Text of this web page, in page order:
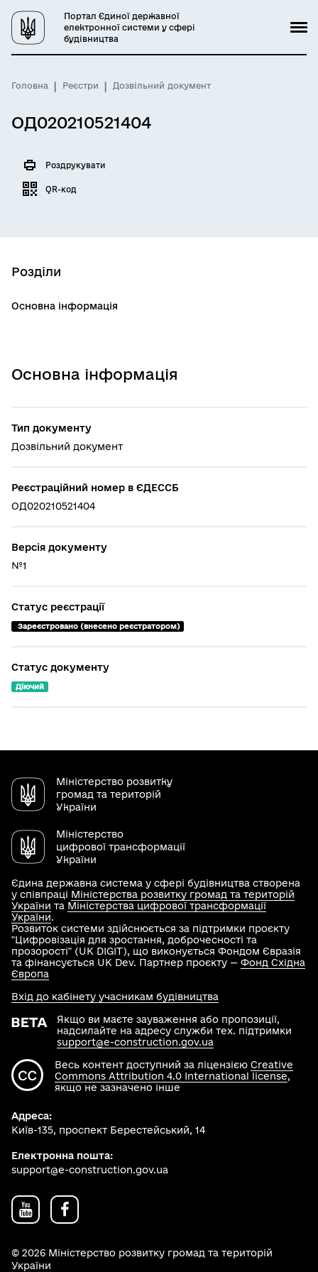
Портал Єдиної державної
електронної системи у сфері
будівництва
Головна Реєстри Дозвільний документ
ОД020210521404
Роздрукувати
QR-код
Основна інформація
Тип документу
Дозвільний документ
Реєстраційний номер в ЄДЕССБ
ОД020210521404
Версія документу
№1
Статус реєстрації
Зареєстровано (внесено реєстратором)
Статус документу
Діючий
Розділи
Основна інформація
Міністерство розвитку
громад та територій
України
Міністерство
цифрової трансформації
України
Єдина державна система у сфері будівництва створена
у співпраці Міністерства розвитку громад та територій
України та Міністерства цифрової трансформації
України.
Розвиток системи здійснюється за підтримки проєкту
"Цифровізація для зростання, доброчесності та
прозорості" (UK DIGIT), що виконується Фондом Євразія
та фінансується UK Dev. Партнер проєкту — Фонд Східна
Європа
Якщо ви маєте зауваження або пропозиції,
надсилайте на адресу служби тех. підтримки
support@e-construction.gov.ua
Весь контент доступний за ліцензією Creative
Commons Attribution 4.0 International license,
якщо не зазначено інше
Вхід до кабінету учасникам будівництва
Адреса:
Київ-135, проспект Берестейський, 14
Електронна пошта:
support@e-construction.gov.ua
© 2026 Міністерство розвитку громад та територій
України